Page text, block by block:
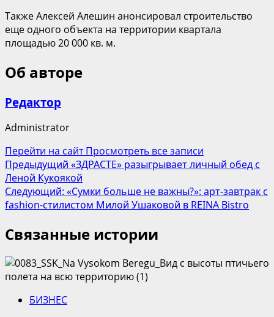
Также Алексей Алешин анонсировал строительство
еще одного объекта на территории квартала
площадью 20 000 кв. м.
Об авторе
Редактор
Administrator
Перейти на сайтПросмотреть все записи
Навигация
записи
Предыдущий «ЗДРАСТЕ» разыгрывает личный обед с
Леной Кукоякой
Следующий: «Сумки больше не важны?»: арт-завтрак с
fashion-стилистом Милой Ушаковой в REINA Bistro
Связанные истории
БИЗНЕС